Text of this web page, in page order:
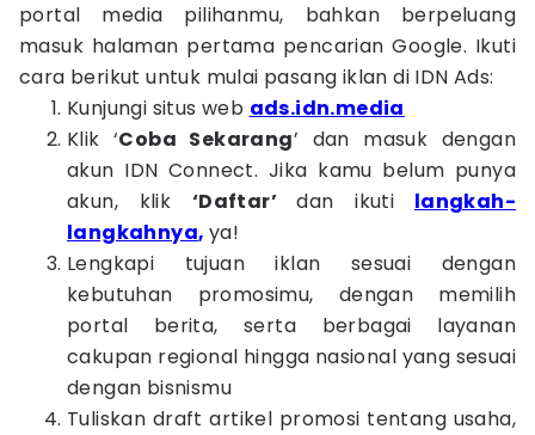
portal media pilihanmu, bahkan berpeluang
masuk halaman pertama pencarian Google. Ikuti
cara berikut untuk mulai pasang iklan di IDN Ads:
Kunjungi situs web ads.idn.media
Klik ‘Coba Sekarang’ dan masuk dengan
akun IDN Connect. Jika kamu belum punya
akun, klik ‘Daftar’dan ikuti
langkah-
langkahnya, ya!
Lengkapi tujuan iklan sesuai dengan
kebutuhan promosimu, dengan memilih
portal berita, serta berbagai layanan
cakupan regional hingga nasional yang sesuai
dengan bisnismu
Tuliskan draft artikel promosi tentang usaha,